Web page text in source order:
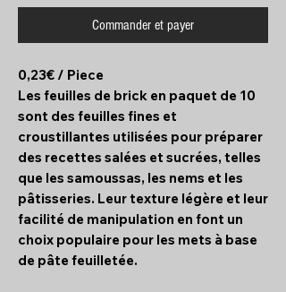
Commander et payer
0,23€ / Piece
Les feuilles de brick en paquet de 10
sont des feuilles fines et
croustillantes utilisées pour préparer
des recettes salées et sucrées, telles
que les samoussas, les nems et les
pâtisseries. Leur texture légère et leur
facilité de manipulation en font un
choix populaire pour les mets à base
de pâte feuilletée.